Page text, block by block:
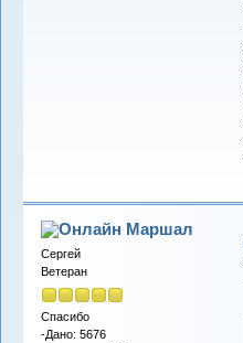
Маршал
Сергей
Ветеран
Спасибо
-Дано: 5676